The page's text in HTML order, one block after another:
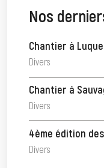
Nos
Chantier à
Divers
Chantier à
Divers
4ème édition
Divers